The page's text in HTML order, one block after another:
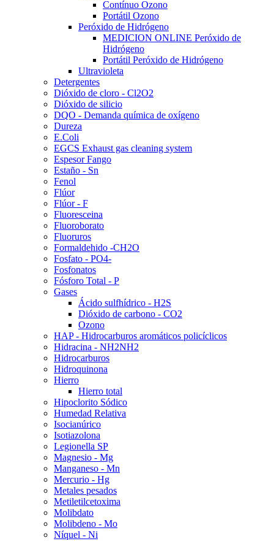
Contínuo Ozono
Portátil Ozono
Peróxido de Hidrógeno
MEDICION ONLINE Peróxido de
Hidrógeno
Portátil Peróxido de Hidrógeno
Ultravioleta
Detergentes
Dióxido de cloro - Cl2O2
Dióxido de silicio
DQO - Demanda química de oxígeno
Dureza
E.Coli
EGCS Exhaust gas cleaning system
Espesor Fango
Estaño - Sn
Fenol
Flúor
Flúor - F
Fluoresceina
Fluoroborato
Fluoruros
Formaldehido -CH2O
Fosfato - PO4-
Fosfonatos
Fósforo Total - P
Gases
Ácido sulfhídrico - H2S
Dióxido de carbono - CO2
Ozono
HAP - Hidrocarburos aromáticos policíclicos
Hidracina - NH2NH2
Hidrocarburos
Hidroquinona
Hierro
Hierro total
Hipoclorito Sódico
Humedad Relativa
Isocianúrico
Isotiazolona
Legionella SP
Magnesio - Mg
Manganeso - Mn
Mercurio - Hg
Metales pesados
Metiletilcetoxima
Molibdato
Molibdeno - Mo
Níquel - Ni